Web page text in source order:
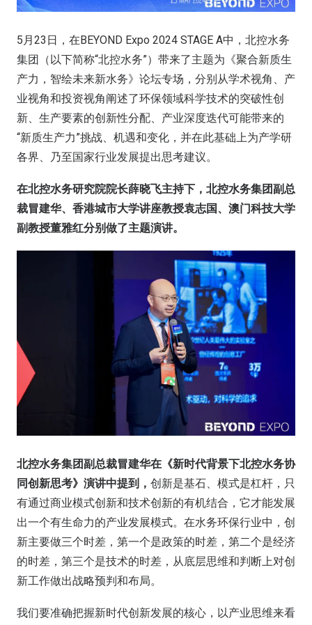
5月23日，在BEYOND Expo 2024 STAGE A中，北控水务
集团（以下简称“北控水务”）带来了主题为《聚合新质生
产力，智绘未来新水务》论坛专场，分别从学术视角、产
业视角和投资视角阐述了环保领域科学技术的突破性创
新、生产要素的创新性分配、产业深度迭代可能带来的
“新质生产力”挑战、机遇和变化，并在此基础上为产学研
各界、乃至国家行业发展提出思考建议。
在北控水务研究院院长薛晓飞主持下，北控水务集团副总
裁冒建华、香港城市大学讲座教授袁志国、澳门科技大学
副教授董雅红分别做了主题演讲。
北控水务集团副总裁冒建华在《新时代背景下北控水务协
同创新思考》演讲中提到， 创新是基石、模式是杠杆，只
有通过商业模式创新和技术创新的有机结合，它才能发展
出一个有生命力的产业发展模式。在水务环保行业中，创
新主要做三个时差，第一个是政策的时差，第二个是经济
的时差，第三个是技术的时差，从底层思维和判断上对创
新工作做出战略预判和布局。
我们要准确把握新时代创新发展的核心，以产业思维来看